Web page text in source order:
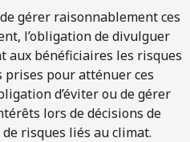
gérer raisonnablement ces
l’obligation de divulguer
aux bénéficiaires les risques
prises pour atténuer ces
d’éviter ou de gérer
lors de décisions de
risques liés au climat.